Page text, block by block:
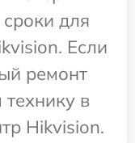
для
Если
ремонт
в
Hikvision.